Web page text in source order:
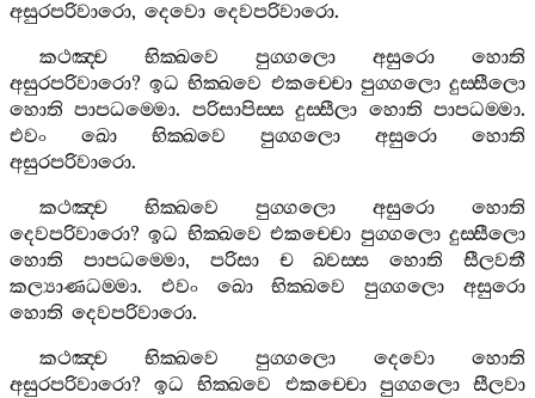
අසුරපරිවාරො, දෙවො දෙවපරිවාරො.
කථඤ‍්ච
භික‍්ඛවෙ පුග‍්ගලො අසුරො
හොති
අසුරපරිවාරො?ඉධ භික‍්ඛවෙ එකච‍්චො පුග‍්ගලො දුස‍්සීලො
හොති පාපධම‍්මො. පරිසාපිස‍්ස දුස‍්සීලා හොති පාපධම‍්මා.
එවං
ඛො භික‍්ඛවෙ පුග‍්ගලො අසුරො
හොති
අසුරපරිවාරො.
කථඤ‍්ච
භික‍්ඛවෙ පුග‍්ගලො අසුරො
හොති
දෙවපරිවාරො?ඉධ භික‍්ඛවෙ එකච‍්චො පුග‍්ගලො දුස‍්සීලො
හොති
පාපධම‍්මො, පරිසා ච ඛ‍්වස‍්ස හොති
සීලවතී
කල්‍යාණධම‍්මා. එවං ඛො භික‍්ඛවෙ පුග‍්ගලො
අසුරො
හොති දෙවපරිවාරො.
කථඤ‍්ච
භික‍්ඛවෙ පුග‍්ගලො දෙවො
හොති
අසුරපරිවාරො?ඉධ භික‍්ඛවෙ එකච‍්චො පුග‍්ගලො සීලවා